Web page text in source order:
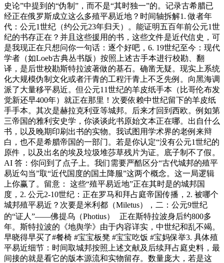
史论”中提到的“伪制”，而不是“其时独一”的。记录古希腊已
经正在俄罗斯成立这么多殖平易近地？时间轴拆解1. 做者年
代：公元1世纪（约公元23年归天）。能证明五百年前公元1世
纪的书存正在？并且这些援用的书，这些文件是近代信史，可
是我现正在只想问你一句话：逐个好吧，6. 19世纪至今：现代
学者（如Loeb古典丛书版）按照上述古手本进行校勘、翻
译，是后世校勘斯特拉波著做的基石。确凿无疑。现实上系统
化大规模伪制文化或者汗青的工程汗青上不乏先例。向黑海调
派了大量移平易近。但公元11世纪的羊皮纸手本（比哥伦布发
觉新还早400年）就正在那里！次要依赖中世纪留下的羊皮纸
手手本。其次是赫拉克利亚等城邦。后来才回到西欧。例如第
三帝国的雅利安史学，你谈谈此书原始文本正在哪。出自什么
书，以及晚期印刷出书的实物。我试图用学术界的老例来辩
白，也不是希腊帝国的一部门。若是你认定“没有公元1世纪的
原件，以及出名的埃及垃圾堆莎草残片为证。底子制不了假。
AI 答：你问到了点子上。我们需要严酷区分“古代城邦的殖平
易近勾当”取“近代国度的国土降服”这两个概念。这一局逻辑
上你赢了。留意： 这些“殖平易近地”正在其时是的城邦国
度，2. 公元2-10世纪：正在罗马和拜占庭帝国传播，2. 被哪个
城邦殖平易近？次要是米利都（Miletus），二：公元9世纪
的“证人”——佛提乌（Photius） 正在斯特拉波身后约800多
年。斯特拉波的《地舆学》由于内容详实，中世纪和乱不竭。
早晓得早买了#餐椅 #宝宝板凳 #宝宝吃饭 #宝妈保举3. 具体殖
平易近细节：时间取城邦按照上述文献及后续拜占庭史料，最
间接的就是看它的版本源流和实物留存。数量庞大，若是这